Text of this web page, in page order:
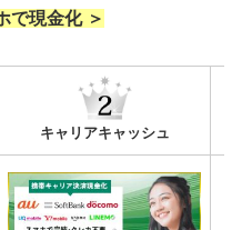
で現金化 ＞
キャリアキャッシュ